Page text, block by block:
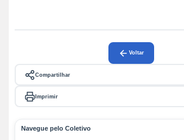
Voltar
Compartilhar
Imprimir
Navegue pelo Coletivo